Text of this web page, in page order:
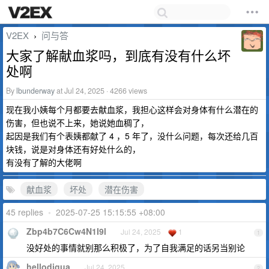
V2EX › 问与答
大家了解献血浆吗，到底有没有什么坏
处啊
By lbunderwayat Jul 24, 2025 · 4266 views
现在我小姨每个月都要去献血浆，我担心这样会对身体有什么潜在的
伤害，但也说不上来，她说她血稠了，
起因是我们有个表姨都献了 4 ，5 年了，没什么问题，每次还给几百
块钱，说是对身体还有好处什么的，
有没有了解的大佬啊
献血浆 坏处
潜在伤害
45 replies • 2025-07-25 15:15:55 +08:00
1
Zbp4b7C6Cw4N1I9l Jul 24, 2025 1
没好处的事情就别那么积极了，为了自我满足的话另当别论
hellodigua Jul 24, 2025